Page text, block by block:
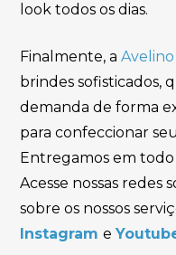
look todos os dias.
Finalmente, a
brindes sofisticados,
demanda de forma
para confeccionar
Entregamos em todo
Acesse nossas redes
sobre os nossos
Instagram e